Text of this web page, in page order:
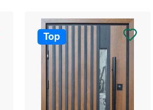
спеціальний профіль.
ISOVER.
Top